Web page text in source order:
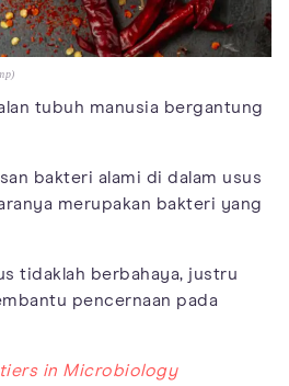
tubuh manusia bergantung
bakteri alami di dalam usus
merupakan bakteri yang
tidaklah berbahaya, justru
pencernaan pada
in Microbiology